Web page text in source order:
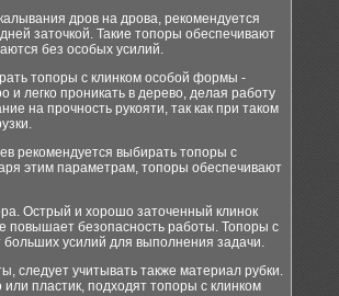
дров на дрова, рекомендуется
заточкой. Такие топоры обеспечивают
без особых усилий.
топоры с клинком особой формы -
и легко проникать в дерево, делая работу
на прочность рукояти, так как при таком
рекомендуется выбирать топоры с
этим параметрам, топоры обеспечивают
Острый и хорошо заточенный клинок
повышает безопасность работы. Топоры с
усилий для выполнения задачи.
следует учитывать также материал рубки.
пластик, подходят топоры с клинком